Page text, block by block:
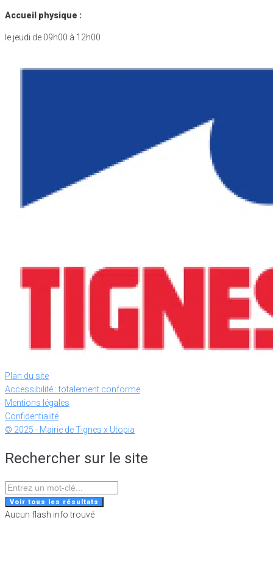
Accueil physique :
le jeudi de 09h00 à 12h00
Plan du site
Accessibilité : totalement conforme
Mentions légales
Confidentialité
© 2025 - Mairie de Tignes x Utopia
Rechercher sur le site
Search
...Voir tous les résultats
Aucun flash info trouvé